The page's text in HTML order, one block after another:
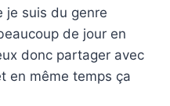
je suis du genre
de jour en
donc partager avec
en même temps ça